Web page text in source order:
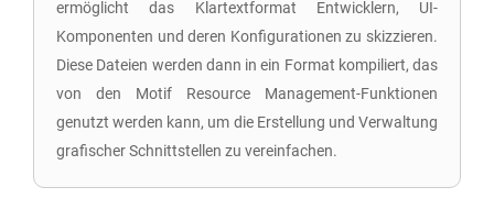
ermöglicht das Klartextformat Entwicklern, UI-
Komponenten und deren Konfigurationen zu skizzieren.
Diese Dateien werden dann in ein Format kompiliert, das
von den Motif Resource Management-Funktionen
genutzt werden kann, um die Erstellung und Verwaltung
grafischer Schnittstellen zu vereinfachen.